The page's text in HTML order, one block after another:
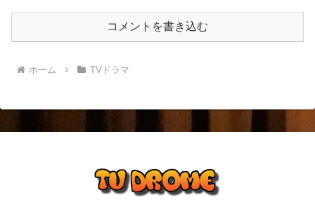
コメントを書き込む
ホーム TVドラマ